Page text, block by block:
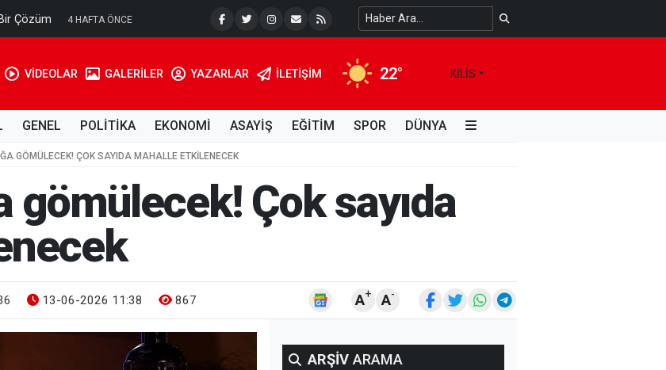
Çözüm 4 HAFTA ÖNCE Ahmet Telli Kimdir, Hayatı ve Unutulmaz Eserleri Türk...
VİDEOLAR GALERİLER YAZARLAR İLETIŞIM 22° KILIS
GENEL POLİTİKA EKONOMİ ASAYİŞ EĞİTİM SPOR DÜNYA
GÖMÜLECEK! ÇOK SAYIDA MAHALLE ETKILENECEK
gömülecek! Çok sayıda
13-06-2026 11:38 867 A+ A-
ARŞİV ARAMA